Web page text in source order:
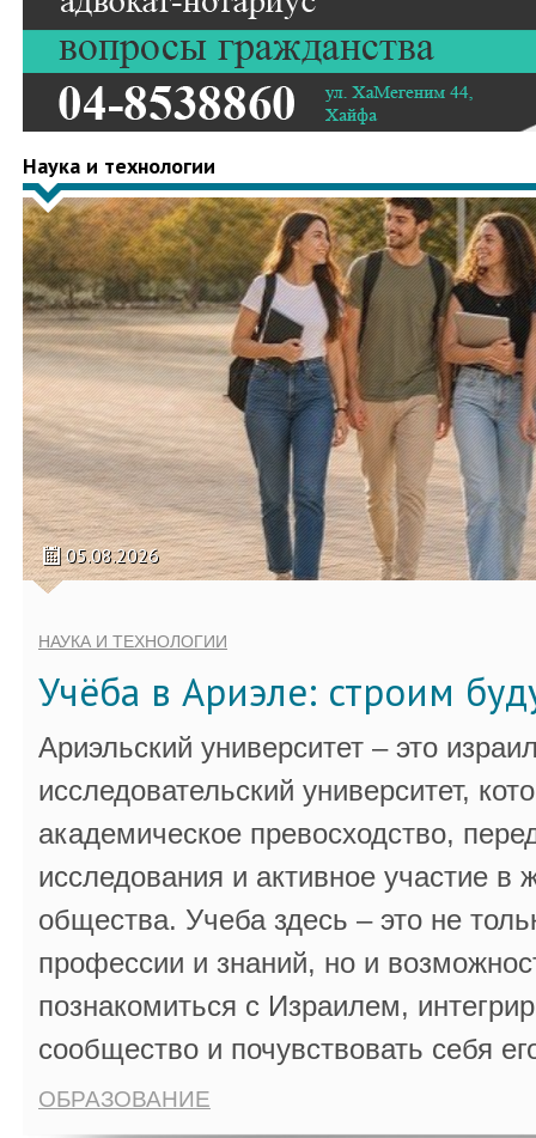
Наука и технологии
05.08.2026
НАУКА И ТЕХНОЛОГИИ
Учёба в Ариэле: строим
Ариэльский университет – это
исследовательский университет,
академическое превосходство,
исследования и активное участие в
общества. Учеба здесь – это не
профессии и знаний, но и
познакомиться с Израилем,
сообщество и почувствовать себя
ОБРАЗОВАНИЕ